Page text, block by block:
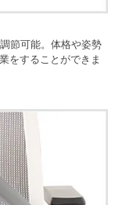
節可能。体格や姿勢
をすることができま